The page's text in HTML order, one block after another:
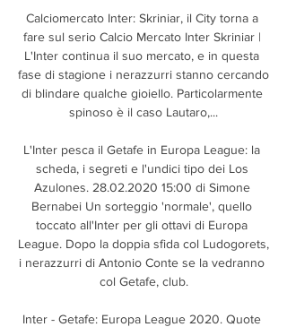
Calciomercato Inter: Skriniar, il City torna a
fare sul serio Calcio Mercato Inter Skriniar |
L'Inter continua il suo mercato, e in questa
fase di stagione i nerazzurri stanno cercando
di blindare qualche gioiello. Particolarmente
spinoso è il caso Lautaro,...
L'Inter pesca il Getafe in Europa League: la
scheda, i segreti e l'undici tipo dei Los
Azulones. 28.02.2020 15:00 di Simone
Bernabei Un sorteggio 'normale', quello
toccato all'Inter per gli ottavi di Europa
League. Dopo la doppia sfida col Ludogorets,
i nerazzurri di Antonio Conte se la vedranno
col Getafe, club.
Inter - Getafe: Europa League 2020. Quote